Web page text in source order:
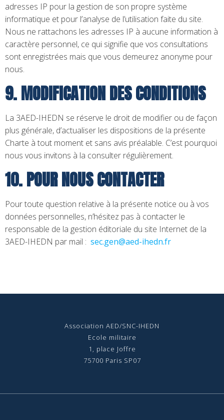
adresses IP pour la gestion de son propre système
informatique et pour l’analyse de l’utilisation faite du site.
Nous ne rattachons les adresses IP à aucune information à
caractère personnel, ce qui signifie que vos consultations
sont enregistrées mais que vous demeurez anonyme pour
nous.
9. MODIFICATION DES CONDITIONS
La 3AED-IHEDN se réserve le droit de modifier ou de façon
plus générale, d’actualiser les dispositions de la présente
Charte à tout moment et sans avis préalable. C’est pourquoi
nous vous invitons à la consulter régulièrement.
10. POUR NOUS CONTACTER
Pour toute question relative à la présente notice ou à vos
données personnelles, n’hésitez pas à contacter le
responsable de la gestion éditoriale du site Internet de la
3AED-IHEDN par mail : sec.gen@aed-ihedn.fr
Association AED/SNC-IHEDN
Ecole militaire
1, place Joffre
75700 Paris SP07